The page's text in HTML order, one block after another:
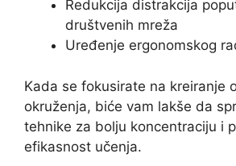
Redukcija distrakcija
društvenih mreža
Uređenje ergonomskog
Kada se fokusirate na kreiranje
okruženja, biće vam lakše da
tehnike za bolju koncentraciju i
efikasnost učenja.